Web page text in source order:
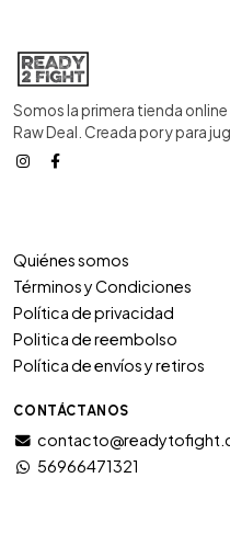
Somos la primera tienda
Raw Deal. Creada por y para
Quiénes somos
Términos y Condiciones
Política de privacidad
Politica de reembolso
Política de envíos y retiros
CONTÁCTANOS
56966471321